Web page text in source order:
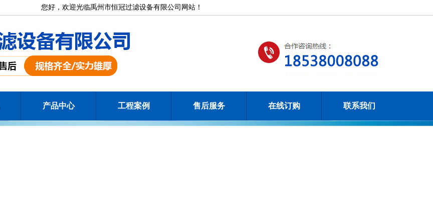
您好，欢迎光临禹州市恒冠过滤设备有限公司网站！
产品中心 工程案例 售后服务 在线订购 联系我们